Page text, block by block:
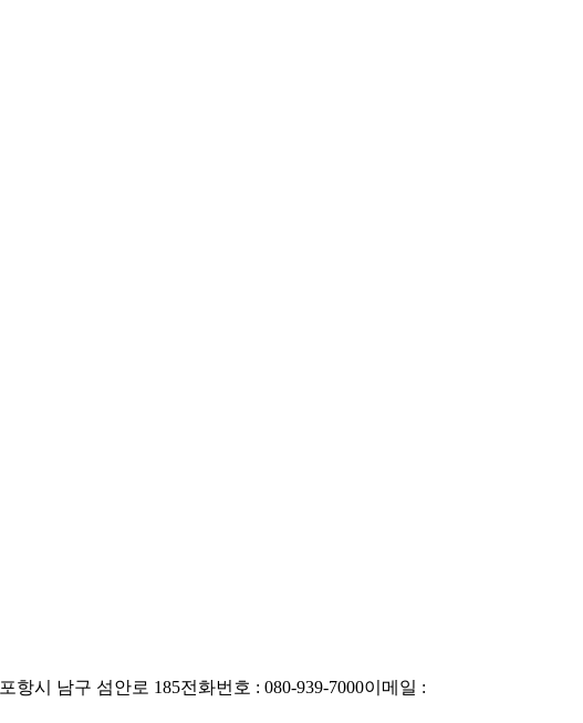
포항시 남구 섬안로 185전화번호 : 080-939-7000이메일 :